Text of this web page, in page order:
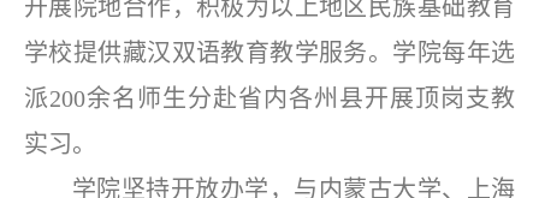
开展院地合作，积极为以上地区民族基础教育
学校提供藏汉双语教育教学服务。学院每年选
派200余名师生分赴省内各州县开展顶岗支教
实习。
学院坚持开放办学，与内蒙古大学、上海